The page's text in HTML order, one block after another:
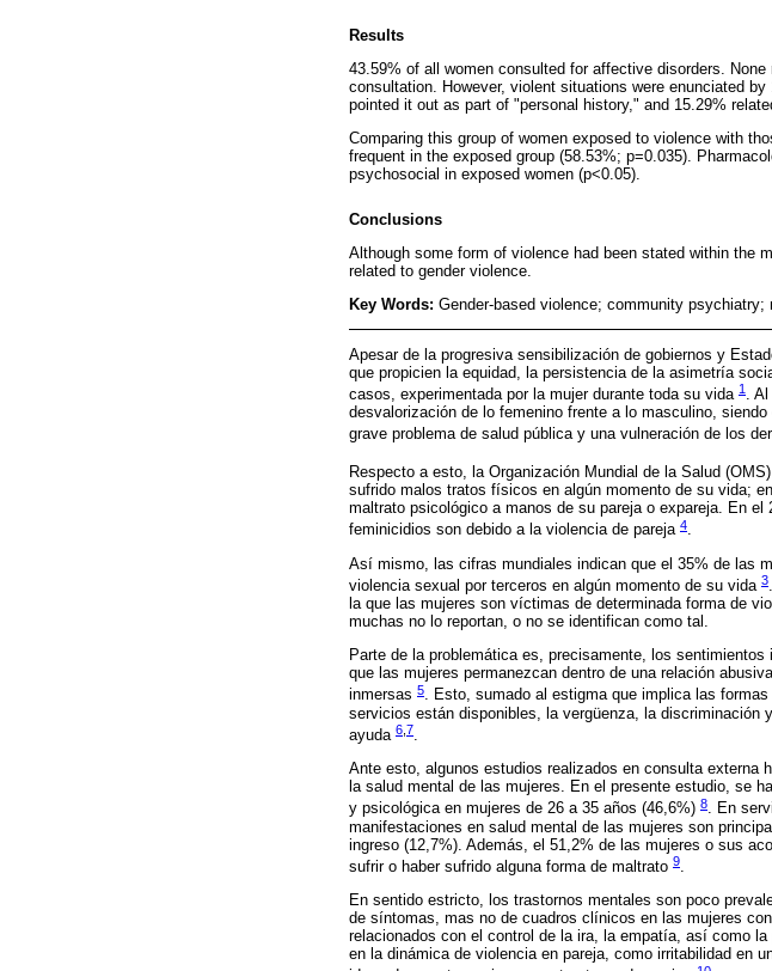
Results
43.59% of all women consulted for affective disorders.
consultation. However, violent situations were enunciated
pointed it out as part of "personal history," and 15.29%
Comparing this group of women exposed to violence with
frequent in the exposed group (58.53%; p=0.035).
psychosocial in exposed women (p<0.05).
Conclusions
Although some form of violence had been stated within the
related to gender violence.
Key Words: Gender-based violence; community
Apesar de la progresiva sensibilización de gobiernos y
que propicien la equidad, la persistencia de la asimetría
casos, experimentada por la mujer durante toda su vida 1 .
desvalorización de lo femenino frente a lo masculino,
grave problema de salud pública y una vulneración de los
Respecto a esto, la Organización Mundial de la Salud (OMS)
sufrido malos tratos físicos en algún momento de su vida;
maltrato psicológico a manos de su pareja o expareja. En
feminicidios son debido a la violencia de pareja 4.
Así mismo, las cifras mundiales indican que el 35% de las
violencia sexual por terceros en algún momento de su vida 3
la que las mujeres son víctimas de determinada forma de
muchas no lo reportan, o no se identifican como tal.
Parte de la problemática es, precisamente, los
que las mujeres permanezcan dentro de una relación
inmersas 5. Esto, sumado al estigma que implica las
servicios están disponibles, la vergüenza, la discriminación
ayuda 6 7.
Ante esto, algunos estudios realizados en consulta externa
la salud mental de las mujeres. En el presente estudio, se
y psicológica en mujeres de 26 a 35 años (46,6%) 8. En
manifestaciones en salud mental de las mujeres son
ingreso (12,7%). Además, el 51,2% de las mujeres o sus
sufrir o haber sufrido alguna forma de maltrato 9.
En sentido estricto, los trastornos mentales son poco
de síntomas, mas no de cuadros clínicos en las mujeres
relacionados con el control de la ira, la empatía, así como
en la dinámica de violencia en pareja, como irritabilidad en